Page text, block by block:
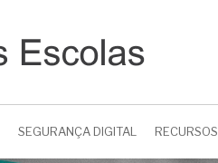
SEGURANÇA DIGITAL RECURSOS